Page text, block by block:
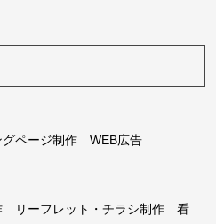
ページ制作 WEB広告
リーフレット・チラシ制作 看